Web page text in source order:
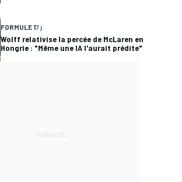
FORMULE 17 j
Wolff relativise la percée de McLaren en
Hongrie : "Même une IA l'aurait prédite"